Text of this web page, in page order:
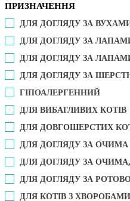
ПРИЗНАЧЕННЯ
ДЛЯ ДОГЛЯДУ ЗА
ДЛЯ ДОГЛЯДУ ЗА
ДЛЯ ДОГЛЯДУ ЗА
ДЛЯ ДОГЛЯДУ ЗА
ГІПОАЛЕРГЕННИЙ
ДЛЯ ВИБАГЛИВИХ КОТІВ
ДЛЯ ДОВГОШЕРСТИХ
ДЛЯ ДОГЛЯДУ ЗА ОЧИМА
ДЛЯ ДОГЛЯДУ ЗА
ДЛЯ ДОГЛЯДУ ЗА
ДЛЯ КОТІВ З